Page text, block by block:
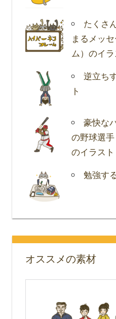
たくさ
まるメッ
ム）のイラ
逆立ち
ト
豪快な
の野球選手
のイラスト
勉強す
オススメの素材